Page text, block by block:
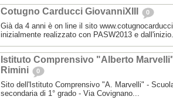
Cotugno Carducci GiovanniXIII 0
Già da 4 anni è on line il sito
inizialmente realizzato con PASW2013 e
Istituto Comprensivo "Alberto
Rimini
0
Sito dell'Istituto Comprensivo "A. Marvelli" -
secondaria di 1° grado - Via Covignano...